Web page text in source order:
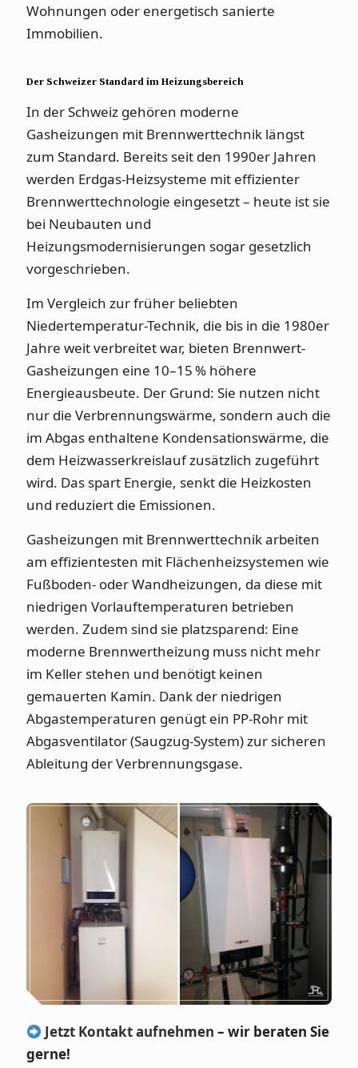
Wohnungen oder energetisch sanierte
Immobilien.
Der Schweizer Standard im Heizungsbereich
In der Schweiz gehören moderne
Gasheizungen mit Brennwerttechnik längst
zum Standard. Bereits seit den 1990er Jahren
werden Erdgas-Heizsysteme mit effizienter
Brennwerttechnologie eingesetzt – heute ist sie
bei Neubauten und
Heizungsmodernisierungen sogar gesetzlich
vorgeschrieben.
Im Vergleich zur früher beliebten
Niedertemperatur-Technik, die bis in die 1980er
Jahre weit verbreitet war, bieten Brennwert-
Gasheizungen eine 10–15 % höhere
Energieausbeute. Der Grund: Sie nutzen nicht
nur die Verbrennungswärme, sondern auch die
im Abgas enthaltene Kondensationswärme, die
dem Heizwasserkreislauf zusätzlich zugeführt
wird. Das spart Energie, senkt die Heizkosten
und reduziert die Emissionen.
Gasheizungen mit Brennwerttechnik arbeiten
am effizientesten mit Flächenheizsystemen wie
Fußboden- oder Wandheizungen, da diese mit
niedrigen Vorlauftemperaturen betrieben
werden. Zudem sind sie platzsparend: Eine
moderne Brennwertheizung muss nicht mehr
im Keller stehen und benötigt keinen
gemauerten Kamin. Dank der niedrigen
Abgastemperaturen genügt ein PP-Rohr mit
Abgasventilator (Saugzug-System) zur sicheren
Ableitung der Verbrennungsgase.
Jetzt Kontakt aufnehmen – wir beraten Sie
gerne!